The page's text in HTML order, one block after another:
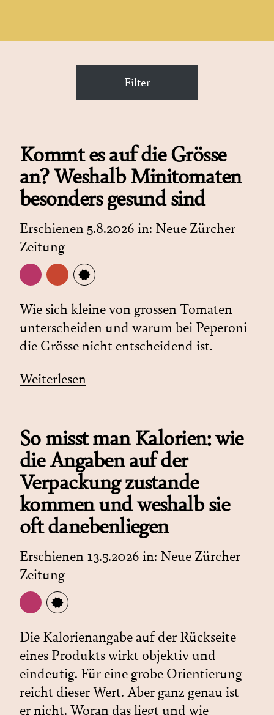
Filter
Kommt es auf die Grösse
an? Weshalb Minitomaten
besonders gesund sind
Erschienen 5.8.2026 in: Neue Zürcher
Zeitung
Wie sich kleine von grossen Tomaten
unterscheiden und warum bei Peperoni
die Grösse nicht entscheidend ist.
Weiterlesen
So misst man Kalorien: wie
die Angaben auf der
Verpackung zustande
kommen und weshalb sie
oft danebenliegen
Erschienen 13.5.2026 in: Neue Zürcher
Zeitung
Die Kalorienangabe auf der Rückseite
eines Produkts wirkt objektiv und
eindeutig. Für eine grobe Orientierung
reicht dieser Wert. Aber ganz genau ist
er nicht. Woran das liegt und wie